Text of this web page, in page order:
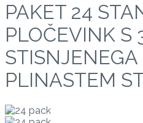
PAKET 24
PLOČEVINK S
STISNJENEGA
PLINASTEM